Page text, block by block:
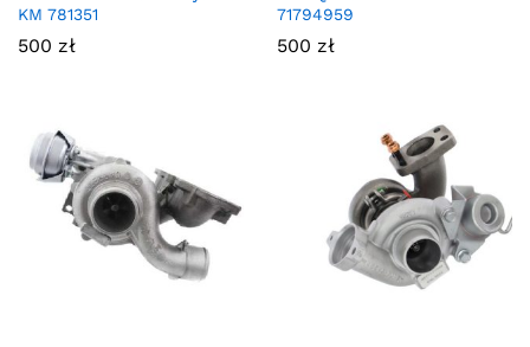
KM 781351
500 zł
71794959
500 zł